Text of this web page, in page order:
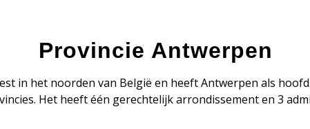
Provincie Antwerpen
in het noorden van België en heeft Antwerpen als
Het heeft één gerechtelijk arrondissement en 3